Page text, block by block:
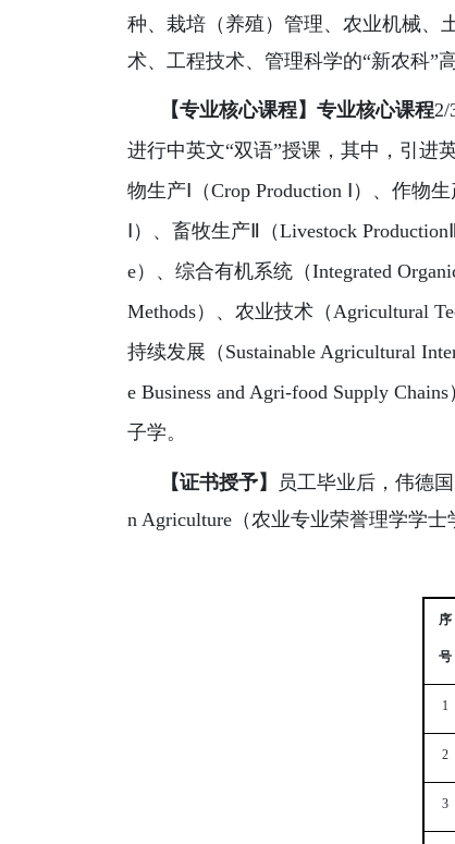
种、栽培（养殖）管理、农业机械、
术、工程技术、管理科学的“新农科”
【专业核心课程】专业核心课程2/
进行中英文“双语”授课，其中，引进
物生产Ⅰ（Crop Production Ⅰ）、作物
Ⅰ）、畜牧生产Ⅱ（Livestock
e）、综合有机系统（Integrated
Methods）、农业技术（Agricultural
持续发展（Sustainable Agricultural
e Business and Agri-food Supply
子学。
【证书授予】
员工毕业后，伟德
n Agriculture（农业专业荣誉理学学士
序
号
1
2
3